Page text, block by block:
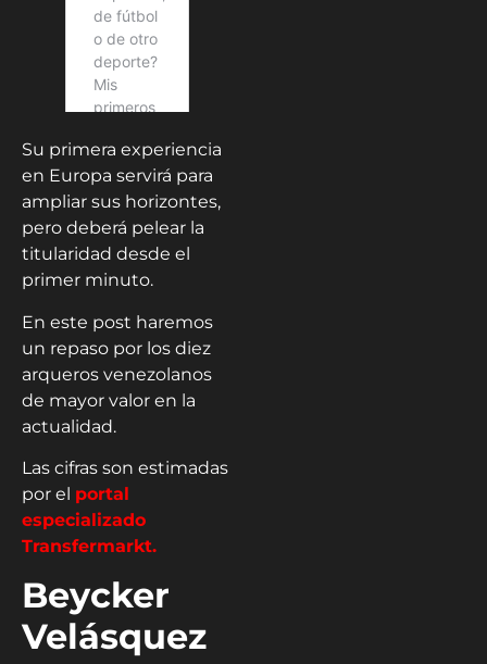
Su primera experiencia
en Europa servirá para
ampliar sus horizontes,
pero deberá pelear la
titularidad desde el
primer minuto.
En este post haremos
un repaso por los diez
arqueros venezolanos
de mayor valor en la
actualidad.
Las cifras son estimadas
por el portal
especializado
Transfermarkt.
Beycker
Velásquez